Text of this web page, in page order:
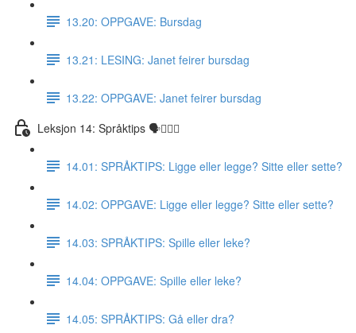
13.20: OPPGAVE: Bursdag
13.21: LESING: Janet feirer bursdag
13.22: OPPGAVE: Janet feirer bursdag
Leksjon 14: Språktips 🗣☝🏼✅
14.01: SPRÅKTIPS: Ligge eller legge? Sitte eller sette?
14.02: OPPGAVE: Ligge eller legge? Sitte eller sette?
14.03: SPRÅKTIPS: Spille eller leke?
14.04: OPPGAVE: Spille eller leke?
14.05: SPRÅKTIPS: Gå eller dra?